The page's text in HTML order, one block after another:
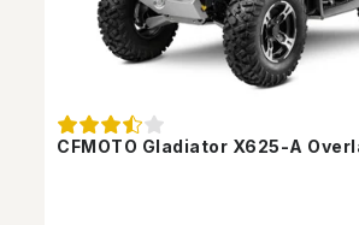
CFMOTO Gladiator X625-A